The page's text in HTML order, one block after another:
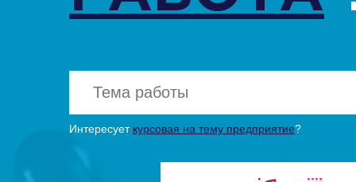
Интересует курсовая на тему предприятие?